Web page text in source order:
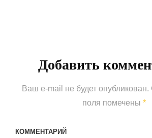
Добавить
Ваш e-mail не будет опубликован.
поля помечены *
КОММЕНТАРИЙ